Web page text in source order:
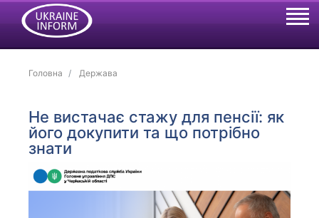
Головна Держава
Не вистачає стажу для пенсії: як
його докупити та що потрібно
знати